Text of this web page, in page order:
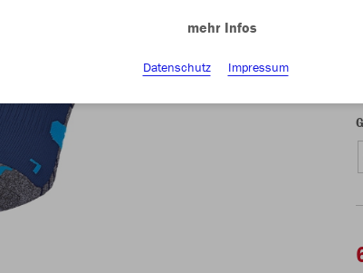
mehr Infos
Datenschutz Impressum